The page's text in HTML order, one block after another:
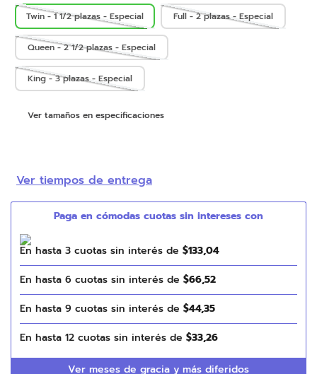
Twin - 1 1/2 plazas - Especial Full - 2 plazas - Especial
Queen - 2 1/2 plazas - Especial
King - 3 plazas - Especial
Ver tamaños en especificaciones
Ver tiempos de entrega
En hasta 3 cuotas sin interés de $133,04
En hasta 6 cuotas sin interés de $66,52
En hasta 9 cuotas sin interés de $44,35
En hasta 12 cuotas sin interés de $33,26
Ver meses de gracia y más diferidos